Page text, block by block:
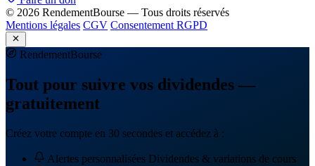
© 2026 RendementBourse — Tous droits réservés
Mentions légales CGV Consentement RGPD
RendementBourse
Tout pour suivre vos dividendes —
gratuitement
Créez votre compte en 30 secondes et accédez à :
Alertes personnalisées Dividendes & variations de cours